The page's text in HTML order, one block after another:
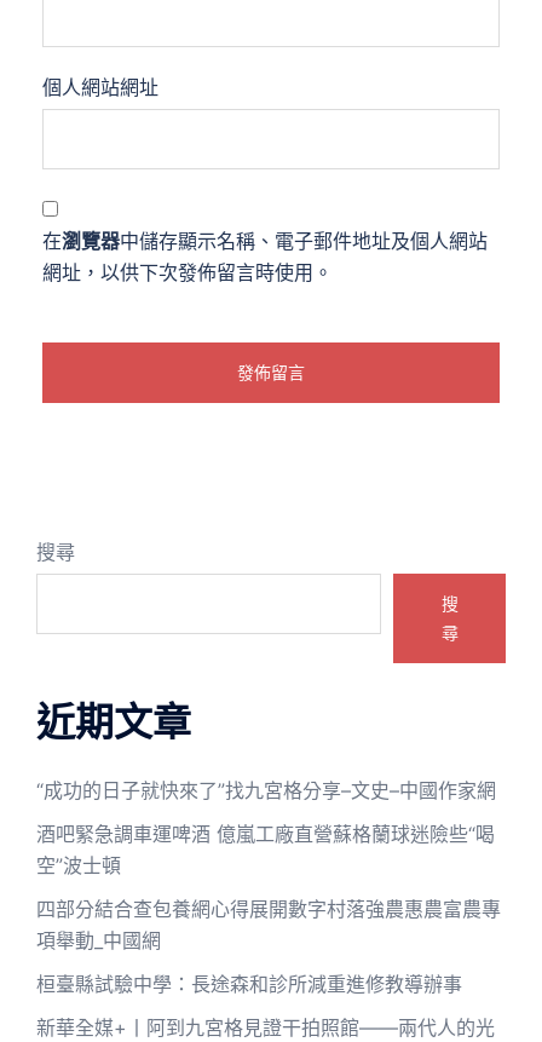
個人網站網址
在瀏覽器中儲存顯示名稱、電子郵件地址及個人網站
網址，以供下次發佈留言時使用。
搜尋
搜
尋
近期文章
“成功的日子就快來了”找九宮格分享–文史–中國作家網
酒吧緊急調車運啤酒 億嵐工廠直營蘇格蘭球迷險些“喝
空”波士頓
四部分結合查包養網心得展開數字村落強農惠農富農專
項舉動_中國網
桓臺縣試驗中學：長途森和診所減重進修教導辦事
新華全媒+丨阿到九宮格見證干拍照館——兩代人的光